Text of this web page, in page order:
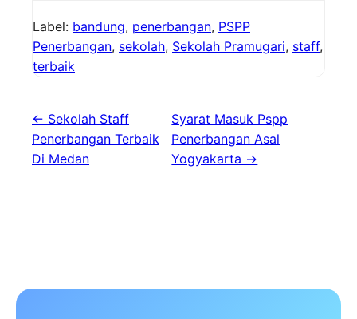
Label: bandung, penerbangan, PSPP
Penerbangan, sekolah, Sekolah Pramugari, staff,
terbaik
← Sekolah Staff
Penerbangan Terbaik
Di Medan
Syarat Masuk Pspp
Penerbangan Asal
Yogyakarta →